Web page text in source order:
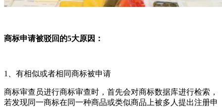
商标申请被驳回的5大原因：
1、有相似或者相同商标被申请
商标审查员进行商标审查时，首先会对商标数据库进行检索，
若发现同一商标在同一种商品或类似商品上被多人提出注册申